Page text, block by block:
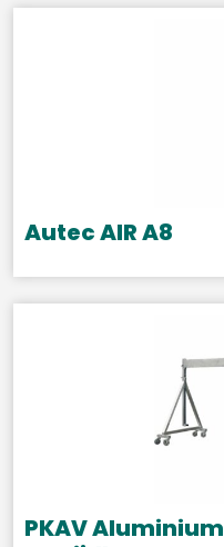
Autec AIR A8
PKAV